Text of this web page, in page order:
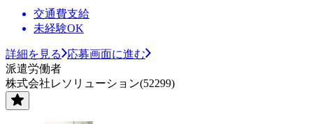
交通費支給
未経験OK
詳細を見る
応募画面に進む
派遣労働者
株式会社レソリューション(52299)